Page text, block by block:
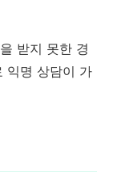
받지 못한 경
익명 상담이 가